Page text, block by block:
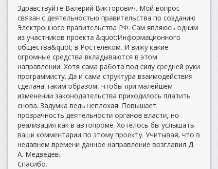
Здравствуйте Валерий Викторович. Мой вопрос
связан с деятельностью правительства по созданию
Электронного правительства РФ. Сам являюсь одним
из участников проекта &quot;Информационного
общества&quot; в Ростелеком. И вижу какие
огромные средства вкладываются в этом
направлении. Хотя сама работа под силу средней руки
программисту. Да и сама структура взаимодействия
сделана таким образом, чтобы при малейшем
изменении законодательства приходилось платить
снова. Задумка ведь неплохая. Повышает
прозрачность деятельности органов власти, но
реализация как в автопроме. Хотелось бы услышать
ваши комментарии по этому проекту. Учитывая, что в
недавнем времени данное направление возглавил Д.
А. Медведев.
Спасибо.